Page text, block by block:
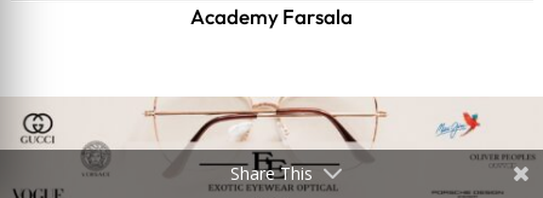
Academy Farsala
Share This